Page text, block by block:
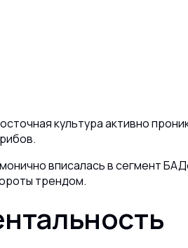
культура активно
вписалась в сегмент
трендом.